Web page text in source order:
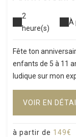
2
heure(s)
À
Fête ton
enfants de 5 à 11
ludique sur mon
VOIR EN DÉTAIL
à partir de 149€